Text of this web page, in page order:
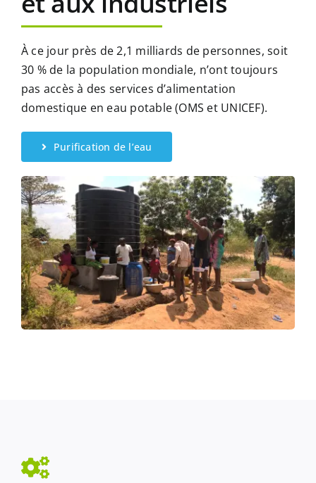
À ce jour près de 2,1 milliards de personnes, soit
30 % de la population mondiale, n’ont toujours
pas accès à des services d’alimentation
domestique en eau potable (OMS et UNICEF).
Purification de l’eau